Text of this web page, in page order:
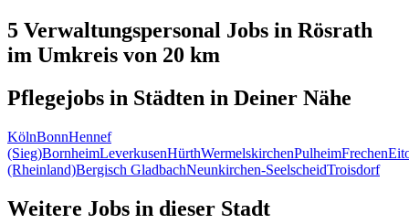
5 Verwaltungspersonal Jobs in Rösrath
im Umkreis von 20 km
Pflegejobs in Städten in Deiner Nähe
KölnBonnHennef
(Sieg)BornheimLeverkusenHürthWermelskirchenPulheimFrechen
(Rheinland)Bergisch GladbachNeunkirchen-SeelscheidTroisdorf
Weitere Jobs in dieser Stadt